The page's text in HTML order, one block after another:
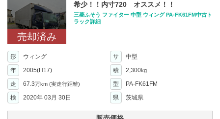
売却済み
希少！！内寸720 オススメ！！
三菱ふそう ファイター 中型 ウィング PA-FK61FM中古ト
ラック詳細
形 ウィング サ
中型
年
2005(H17) 積 2,300kg
走 67.3万km (実走行距離) 型
PA-FK61FM
検
2020年 03月 30日 県 茨城県